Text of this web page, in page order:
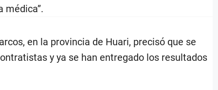
médica”.
en la provincia de Huari, precisó que se
y ya se han entregado los resultados